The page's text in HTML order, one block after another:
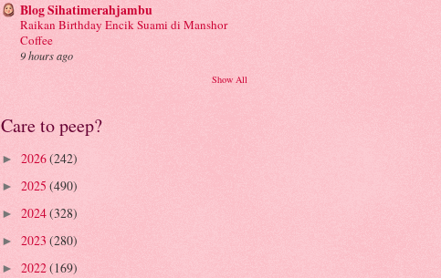
Blog Sihatimerahjambu
Raikan Birthday Encik Suami di Manshor
Coffee
9 hours ago
Show All
Care to peep?
► 2026(242)
► 2025 (490)
► 2024(328)
► 2023 (280)
► 2022(169)